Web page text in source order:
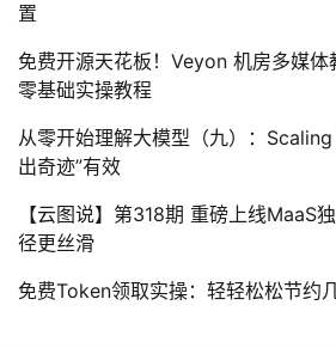
置
免费开源天花板！Veyon 机房多媒
零基础实操教程
从零开始理解大模型（九）：
出奇迹”有效
【云图说】第318期 重磅上线MaaS
径更丝滑
免费Token领取实操：轻轻松松节约